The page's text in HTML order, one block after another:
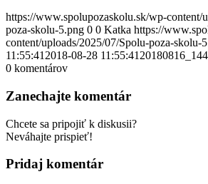
https://www.spolupozaskolu.sk/wp-content/
poza-skolu-5.png 0 0 Katka https://
content/uploads/2025/07/Spolu-poza-skolu-
11:55:41 2018-08-28 11:55:41
0 komentárov
Zanechajte komentár
Chcete sa pripojiť k diskusii?
Neváhajte prispieť!
Pridaj komentár